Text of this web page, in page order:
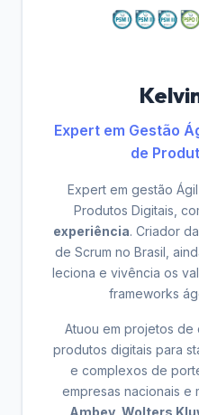
Expert em Gestão
de
Expert em gestão
Produtos Digitais,
experiência. Criador
de Scrum no Brasil,
leciona e vivência os
frameworks
Atuou em projetos de
produtos digitais para
e complexos de
empresas nacionais e